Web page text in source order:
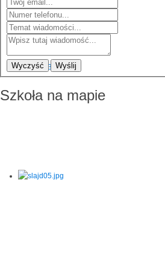
Wyczyść Wyślij
Szkoła na mapie